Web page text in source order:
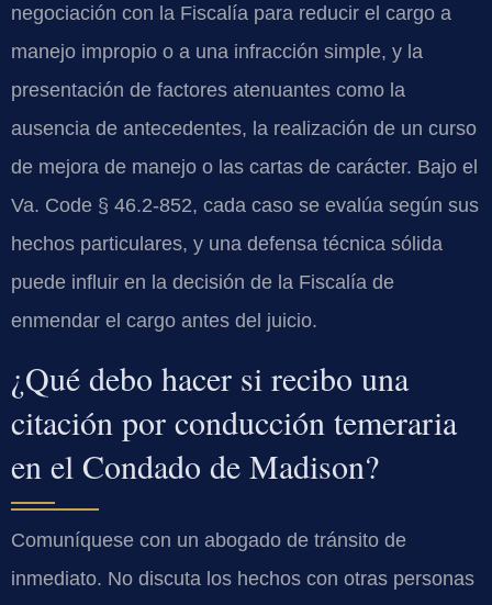
negociación con la Fiscalía para reducir el cargo a
manejo impropio o a una infracción simple, y la
presentación de factores atenuantes como la
ausencia de antecedentes, la realización de un curso
de mejora de manejo o las cartas de carácter. Bajo el
Va. Code § 46.2-852, cada caso se evalúa según sus
hechos particulares, y una defensa técnica sólida
puede influir en la decisión de la Fiscalía de
enmendar el cargo antes del juicio.
¿Qué debo hacer si recibo una
citación por conducción temeraria
en el Condado de Madison?
Comuníquese con un abogado de tránsito de
inmediato. No discuta los hechos con otras personas